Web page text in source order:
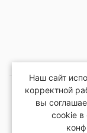
Наш сайт
корректной
вы
cookie в